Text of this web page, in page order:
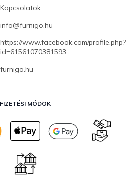
Kapcsolatok
info@furnigo.hu
https://www.facebook.com/profile.php?
id=61561070381593
furnigo.hu
FIZETÉSI MÓDOK